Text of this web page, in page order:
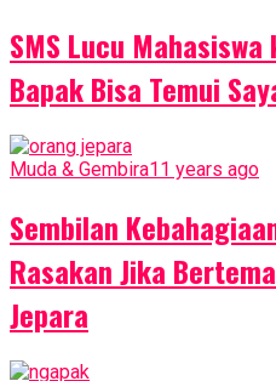
SMS Lucu
Bapak Bisa Temui
Muda & Gembira11 years ago
Sembilan
Rasakan Jika
Jepara